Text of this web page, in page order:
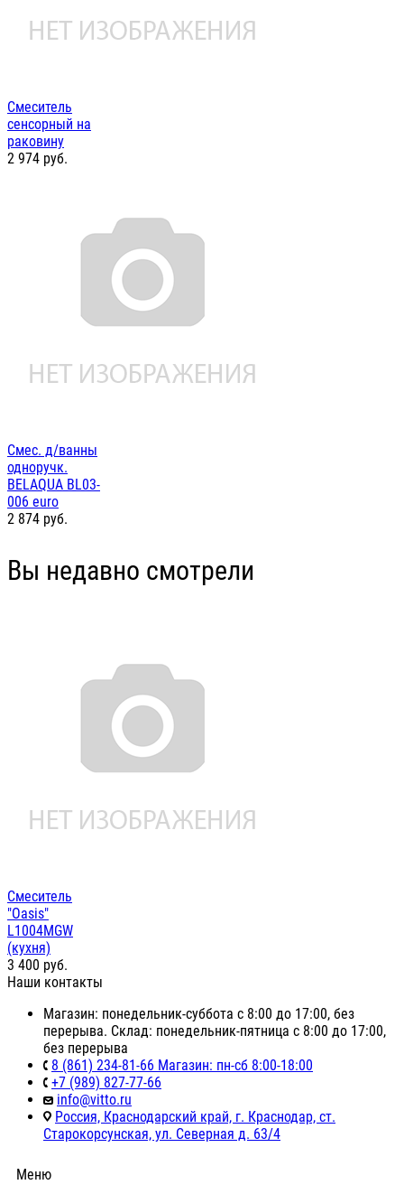
Смеситель
сенсорный на
раковину
2 974 руб.
Смес. д/ванны
одноручк.
BELAQUA BL03-
006 euro
2 874 руб.
Вы недавно смотрели
Смеситель
"Oasis"
L1004MGW
(кухня)
3 400 руб.
Наши контакты
Магазин: понедельник-суббота с 8:00 до 17:00, без
перерыва. Склад: понедельник-пятница с 8:00 до 17:00,
без перерыва
8 (861) 234-81-66 Магазин: пн-сб 8:00-18:00
+7 (989) 827-77-66
info@vitto.ru
Россия, Краснодарский край, г. Краснодар, ст.
Старокорсунская, ул. Северная д. 63/4
Меню